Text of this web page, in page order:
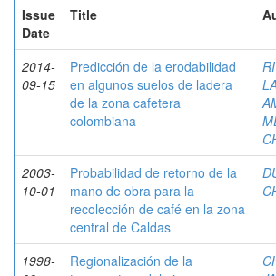
Issue
Date
Title
2014-
09-15
Predicción de la erodabilidad
en algunos suelos de ladera
de la zona cafetera
colombiana
2003-
10-01
Probabilidad de retorno de la
mano de obra para la
recolección de café en la zona
central de Caldas
1998-
Regionalización de la